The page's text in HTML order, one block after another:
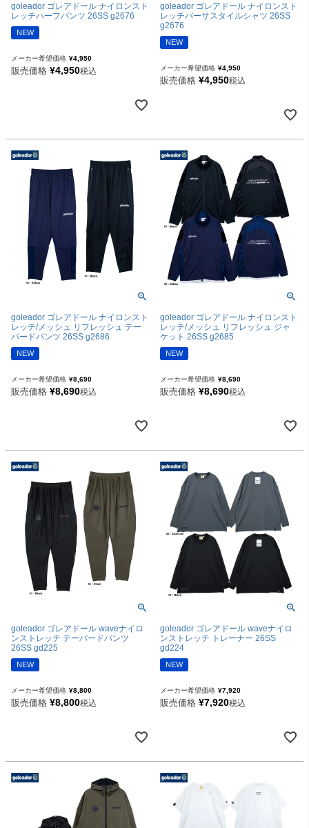
goleador ゴレアドール ナイロンスト
レッチハーフパンツ 26SS g2676
NEW
メーカー希望価格 ¥4,950
販売価格 ¥4,950税込
goleador ゴレアドール ナイロンスト
レッチバーサスタイルシャツ 26SS
g2676
NEW
メーカー希望価格 ¥4,950
販売価格 ¥4,950税込
goleador ゴレアドール ナイロンスト
レッチ/メッシュ リフレッシュ テー
パードパンツ 26SS g2686
NEW
メーカー希望価格 ¥8,690
販売価格 ¥8,690税込
goleador ゴレアドール ナイロンスト
レッチ/メッシュ リフレッシュ ジャ
ケット 26SS g2685
NEW
メーカー希望価格 ¥8,690
販売価格 ¥8,690税込
goleador ゴレアドール waveナイロ
ンストレッチ テーパードパンツ
26SS gd225
NEW
メーカー希望価格 ¥8,800
販売価格 ¥8,800税込
goleador ゴレアドール waveナイロ
ンストレッチ トレーナー 26SS
gd224
NEW
メーカー希望価格 ¥7,920
販売価格 ¥7,920税込